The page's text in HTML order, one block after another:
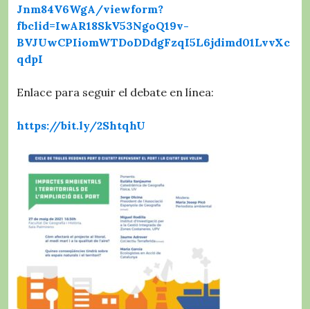
Jnm84V6WgA/viewform?
fbclid=IwAR18SkV53NgoQ19v-
BVJUwCPIiomWTDoDDdgFzqI5L6jdimd01LvvXc
qdpI
Enlace para seguir el debate en línea:
https://bit.ly/2ShtqhU